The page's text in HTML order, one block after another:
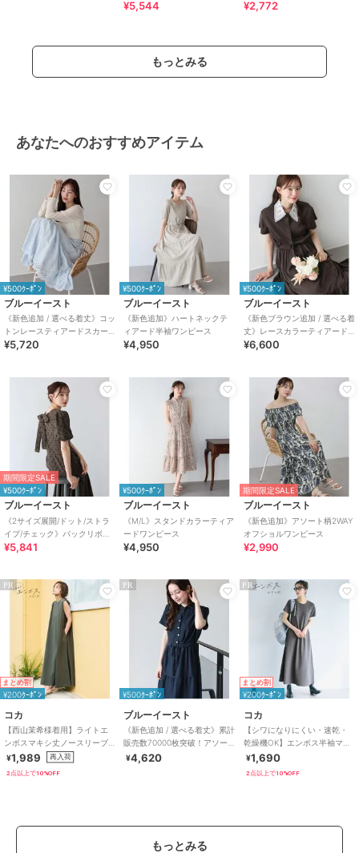
ト)、ブラック(ドット)
素材
特徴
ワンピースドレス
ポリエステル素材
チェック柄
ノースリーブ /
下切り替えワンピース
ティアー
ドスカート
ワンピース
綿・コットン素材/麻・リネン/
ポリエステル素材/チェック柄/
リボン
/ ノースリーブ
バスト
下切り替えワンピース /
ティアー
ドスカート
¥5,544 ¥2,772
もっとみる
あなたへのおすすめアイテム
¥500ｸｰﾎﾟﾝ
ブルーイースト
《新色追加 / 選べる着丈》コッ
トンレースティアードスカー
ト
¥5,720
¥500ｸｰﾎﾟﾝ
ブルーイースト
《新色追加》ハートネックテ
ィアード半袖ワンピース
¥4,950
¥500ｸｰﾎﾟﾝ
ブルーイースト
《新色ブラウン追加 / 選べる着
丈》レースカラーティアード
ワンピース
¥6,600
期間限定SALE
¥500ｸｰﾎﾟﾝ
ブルーイースト
《2サイズ展開/ドット/ストラ
イプ/チェック》バックリボン
マーメイドワンピース
¥5,841
¥500ｸｰﾎﾟﾝ
ブルーイースト
《M/L》スタンドカラーティア
ードワンピース
¥4,950
期間限定SALE
ブルーイースト
《新色追加》アソート柄2WAY
オフショルワンピース
¥2,990
PR
まとめ割
¥200ｸｰﾎﾟﾝ
コカ
【西山茉希様着用】ライトエ
ンボスマキシ丈ノースリーブ
ワンピース 全4色 / シワになり
にくい・速乾
¥1,989 再入荷
2点以上で10%OFF
PR
¥500ｸｰﾎﾟﾝ
ブルーイースト
《新色追加 / 選べる着丈》累計
販売数70000枚突破！アソー
ト柄ワンピース
¥4,620
PR
まとめ割
¥200ｸｰﾎﾟﾝ
コカ
【シワになりにくい・速乾・
乾燥機OK】エンボス半袖マキ
シワンピース 全4色
¥1,690
2点以上で10%OFF
もっとみる